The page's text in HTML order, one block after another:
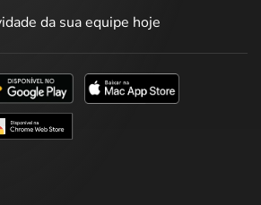
da sua equipe hoje